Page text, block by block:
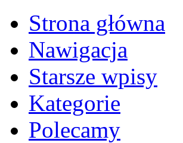
Strona główna
Nawigacja
Starsze wpisy
Kategorie
Polecamy